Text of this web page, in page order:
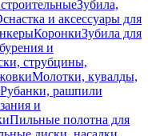
Зубила,
и аксессуары для
КоронкиЗубила для
и
струбцины,
Молотки, кувалды,
Рубанки, рашпили
и
Пильные полотна для